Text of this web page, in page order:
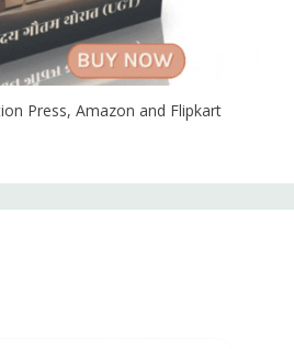
Press, Amazon and Flipkart